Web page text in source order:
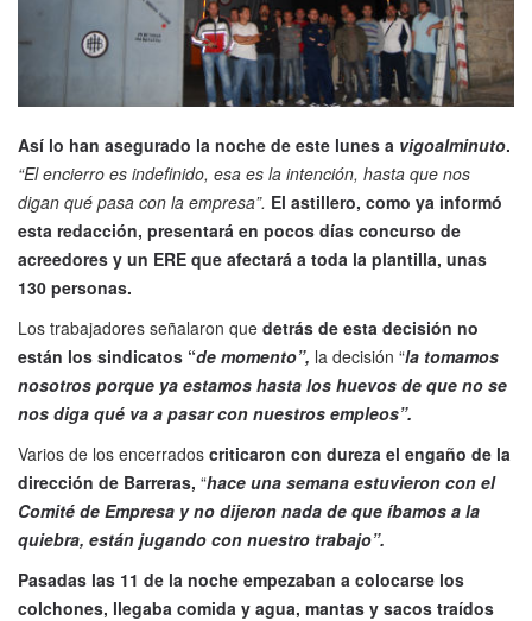
Así lo han asegurado la noche de este lunes a vigoalminuto.
“El encierro es indefinido, esa es la intención, hasta que nos
digan qué pasa con la empresa”. El astillero, como ya informó
esta redacción, presentará en pocos días concurso de
acreedores y un ERE que afectará a toda la plantilla, unas
130 personas.
Los trabajadores señalaron que detrás de esta decisión no
están los sindicatos “de momento”, la decisión “la tomamos
nosotros porque ya estamos hasta los huevos de que no se
nos diga qué va a pasar con nuestros empleos”.
Varios de los encerrados criticaron con dureza el engaño de la
dirección de Barreras, “hace una semana estuvieron con el
Comité de Empresa y no dijeron nada de que íbamos a la
quiebra, están jugando con nuestro trabajo”.
Pasadas las 11 de la noche empezaban a colocarse los
colchones, llegaba comida y agua, mantas y sacos traídos